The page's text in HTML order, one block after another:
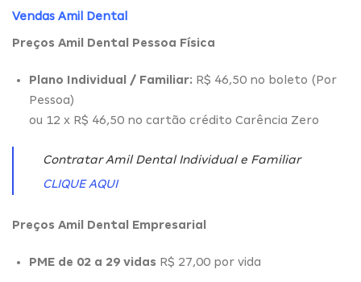
Vendas Amil Dental
Preços Amil Dental Pessoa Física
Plano Individual / Familiar: R$ 46,50 no boleto (Por
Pessoa)
ou 12 x R$ 46,50 no cartão crédito Carência Zero
Contratar Amil Dental Individual e Familiar
CLIQUE AQUI
Preços Amil Dental Empresarial
PME de 02 a 29 vidas R$ 27,00 por vida